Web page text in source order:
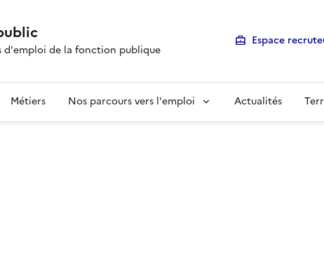
d'emploi de la fonction publique
Espace
Métiers Nos parcours vers l'emploi Actualités